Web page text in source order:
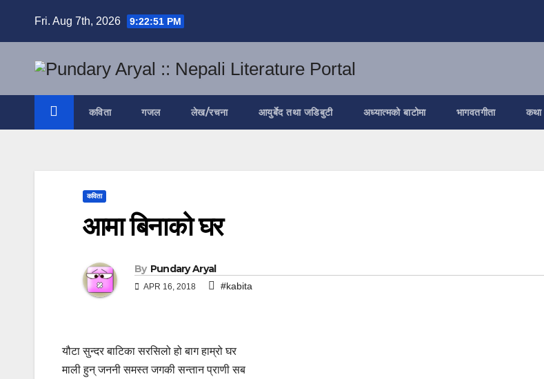
Fri. Aug 7th, 2026 9:22:52 PM
कविता गजल लेख/रचना आयुर्बेद तथा जडिबुटी अध्यात्मको बाटोमा भागवतगीता कथा
कविता
आमा बिनाको घर
By Pundary Aryal
APR 16, 2018 #kabita
यौटा सुन्दर बाटिका सरसिलो हो बाग हाम्रो घर
माली हुन् जननी समस्त जगकी सन्तान प्राणी सब